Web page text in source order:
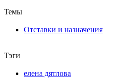
Темы
Отставки и назначения
Тэги
елена дятлова